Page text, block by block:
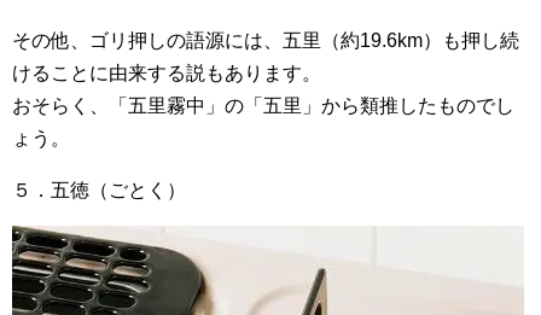
その他、ゴリ押しの語源には、五里（約19.6km）も押し続
けることに由来する説もあります。
おそらく、「五里霧中」の「五里」から類推したものでし
ょう。
５．五徳（ごとく）